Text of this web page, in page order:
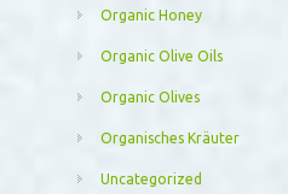
Organic Honey
Organic Olive Oils
Organic Olives
Organisches Kräuter
Uncategorized